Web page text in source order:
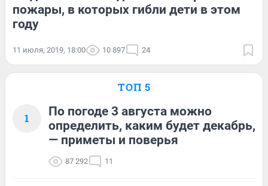
пожары, в которых гибли дети в этом
году
11 июля, 2019, 18:00 10 897 24
ТОП 5
1
По погоде 3 августа можно
определить, каким будет декабрь,
— приметы и поверья
87 292 11